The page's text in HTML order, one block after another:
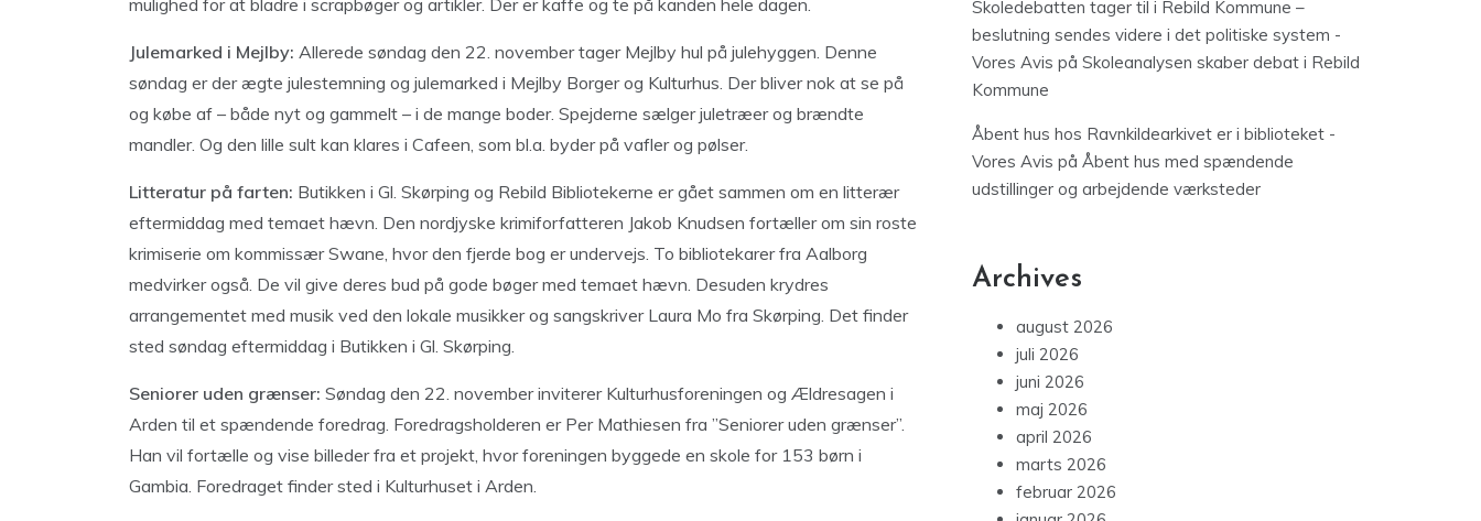
mulighed for at bladre i scrapbøger og artikler. Der er kaffe og te på kanden hele dagen.
Julemarked i Mejlby: Allerede søndag den 22. november tager Mejlby hul på julehyggen. Denne
søndag er der ægte julestemning og julemarked i Mejlby Borger og Kulturhus. Der bliver nok at se på
og købe af – både nyt og gammelt – i de mange boder. Spejderne sælger juletræer og brændte
mandler. Og den lille sult kan klares i Cafeen, som bl.a. byder på vafler og pølser.
Litteratur på farten: Butikken i Gl. Skørping og Rebild Bibliotekerne er gået sammen om en litterær
eftermiddag med temaet hævn. Den nordjyske krimiforfatteren Jakob Knudsen fortæller om sin roste
krimiserie om kommissær Swane, hvor den fjerde bog er undervejs. To bibliotekarer fra Aalborg
medvirker også. De vil give deres bud på gode bøger med temaet hævn. Desuden krydres
arrangementet med musik ved den lokale musikker og sangskriver Laura Mo fra Skørping. Det finder
sted søndag eftermiddag i Butikken i Gl. Skørping.
Seniorer uden grænser: Søndag den 22. november inviterer Kulturhusforeningen og Ældresagen i
Arden til et spændende foredrag. Foredragsholderen er Per Mathiesen fra ”Seniorer uden grænser”.
Han vil fortælle og vise billeder fra et projekt, hvor foreningen byggede en skole for 153 børn i
Gambia. Foredraget finder sted i Kulturhuset i Arden.
Skoledebatten tager til i Rebild Kommune –
beslutning sendes videre i det politiske system -
Vores Avis på Skoleanalysen skaber debat i Rebild
Kommune
Åbent hus hos Ravnkildearkivet er i biblioteket -
Vores Avis på Åbent hus med spændende
udstillinger og arbejdende værksteder
Archives
august 2026
juli 2026
juni 2026
maj 2026
april 2026
marts 2026
februar 2026